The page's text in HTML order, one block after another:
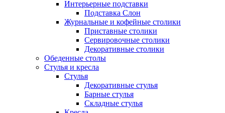
Интерьерные подставки
Подставка Слон
Журнальные и кофейные столики
Приставные столики
Сервировочные столики
Декоративные столики
Обеденные столы
Стулья и кресла
Стулья
Декоративные стулья
Барные стулья
Складные стулья